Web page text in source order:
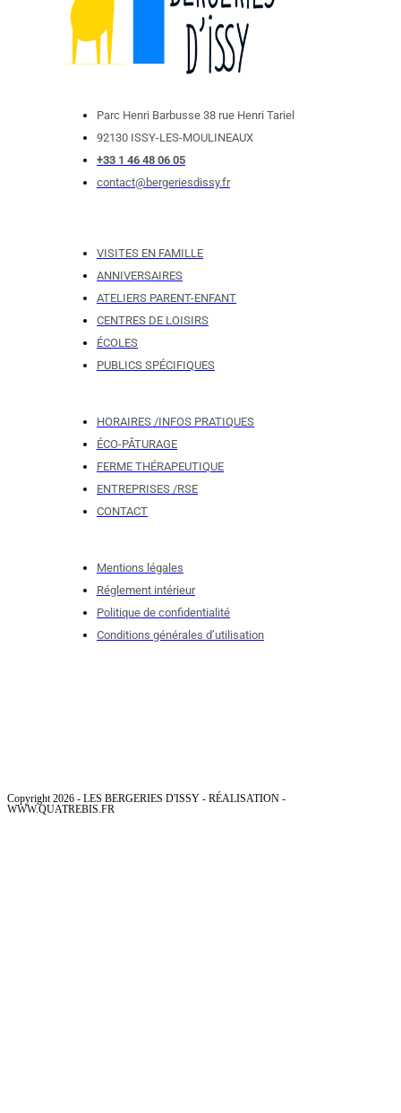
Parc Henri Barbusse 38 rue Henri Tariel
92130 ISSY-LES-MOULINEAUX
+33 1 46 48 06 05
contact@bergeriesdissy.fr
VISITES EN FAMILLE
ANNIVERSAIRES
ATELIERS PARENT-ENFANT
CENTRES DE LOISIRS
ÉCOLES
PUBLICS SPÉCIFIQUES
HORAIRES /INFOS PRATIQUES
ÉCO-PÂTURAGE
FERME THÉRAPEUTIQUE
ENTREPRISES /RSE
CONTACT
Mentions légales
Réglement intérieur
Politique de confidentialité
Conditions générales d’utilisation
Copyright 2026 - LES BERGERIES D'ISSY - RÉALISATION -
WWW.QUATREBIS.FR